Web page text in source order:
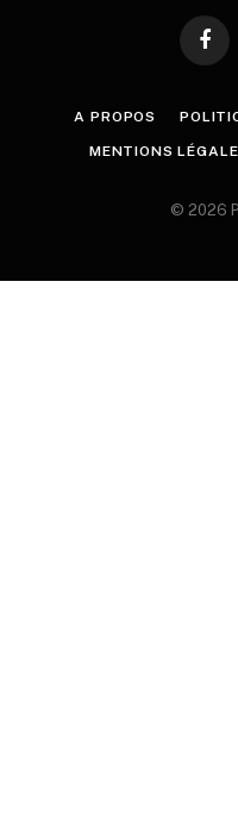
A PROPOS
MENTIONS
© 2026